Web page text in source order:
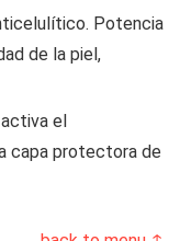
Potencia
de la piel,
el
capa protectora de